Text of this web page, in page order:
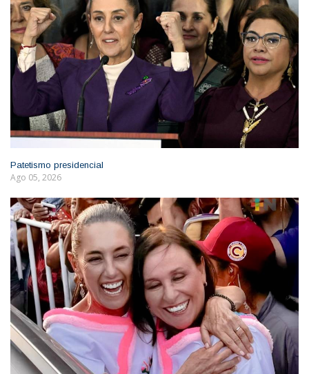
Patetismo presidencial
Ago 05, 2026